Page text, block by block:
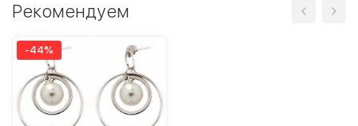
Рекомендуем
-44%